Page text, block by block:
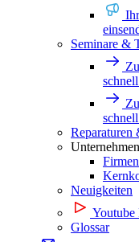
Seminare &
Reparaturen
Unternehmen
Neuigkeiten
Youtube
Glossar